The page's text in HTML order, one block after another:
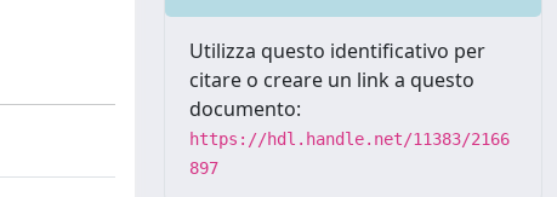
Utilizza questo identificativo per
citare o creare un link a questo
documento:
https://hdl.handle.net/11383/2166
897